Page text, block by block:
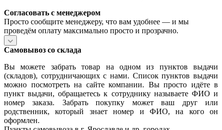
Согласовать с менеджером
Просто сообщите менеджеру, что вам удобнее — и мы
проведём оплату максимально просто и прозрачно.
Самовывоз со склада
Вы можете забрать товар на одном из пунктов выдачи
(складов), сотрудничающих с нами. Список пунктов выдачи
можно посмотреть на сайте компании. Вы просто идёте в
пункт выдачи, обращаетесь к сотруднику называете ФИО и
номер заказа. Забрать покупку может ваш друг или
родственник, который знает номер и ФИО, на кого он
оформлен.